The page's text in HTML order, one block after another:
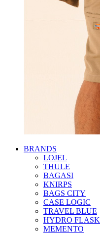
BRANDS
LOJEL
THULE
BAGASI
KNIRPS
BAGS CITY
CASE LOGIC
TRAVEL BLUE
HYDRO FLASK
MEMENTO